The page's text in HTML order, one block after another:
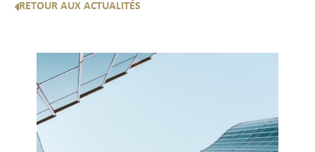
RETOUR AUX ACTUALITÉS